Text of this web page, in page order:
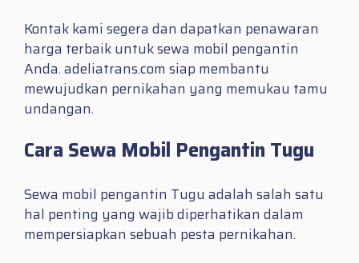
Kontak kami segera dan dapatkan penawaran
harga terbaik untuk sewa mobil pengantin
Anda. adeliatrans.com siap membantu
mewujudkan pernikahan yang memukau tamu
undangan.
Cara Sewa Mobil Pengantin Tugu
Sewa mobil pengantin Tugu adalah salah satu
hal penting yang wajib diperhatikan dalam
mempersiapkan sebuah pesta pernikahan.